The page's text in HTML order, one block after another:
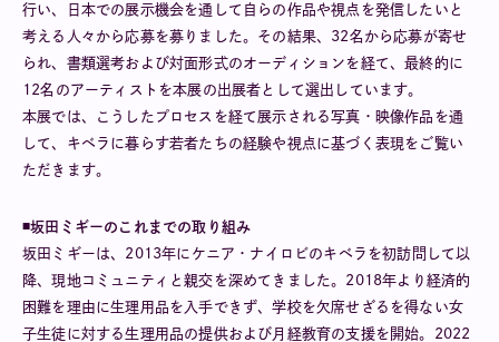
行い、日本での展示機会を通して自らの作品や視点を発信したいと
考える人々から応募を募りました。その結果、32名から応募が寄せ
られ、書類選考および対面形式のオーディションを経て、最終的に
12名のアーティストを本展の出展者として選出しています。
本展では、こうしたプロセスを経て展示される写真・映像作品を通
して、キベラに暮らす若者たちの経験や視点に基づく表現をご覧い
ただきます。
◾️坂田ミギーのこれまでの取り組み
坂田ミギーは、2013年にケニア・ナイロビのキベラを初訪問して以
降、現地コミュニティと親交を深めてきました。2018年より経済的
困難を理由に生理用品を入手できず、学校を欠席せざるを得ない女
子生徒に対する生理用品の提供および月経教育の支援を開始。2022